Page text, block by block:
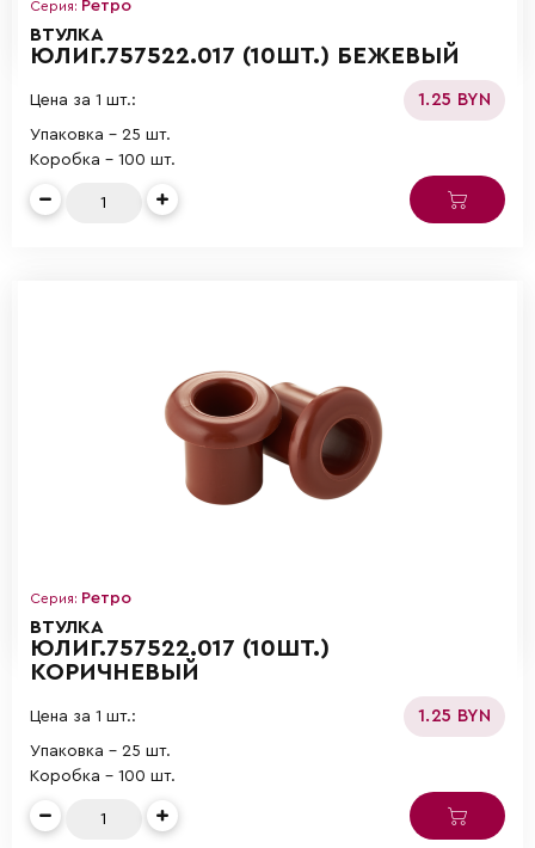
Серия: Ретро
ВТУЛКА
ЮЛИГ.757522.017 (10ШТ.) БЕЖЕВЫЙ
Цена за 1 шт.: 1.25 BYN
Упаковка - 25 шт.
Коробка - 100 шт.
Серия: Ретро
ВТУЛКА
ЮЛИГ.757522.017 (10ШТ.)
КОРИЧНЕВЫЙ
Цена за 1 шт.: 1.25 BYN
Упаковка - 25 шт.
Коробка - 100 шт.